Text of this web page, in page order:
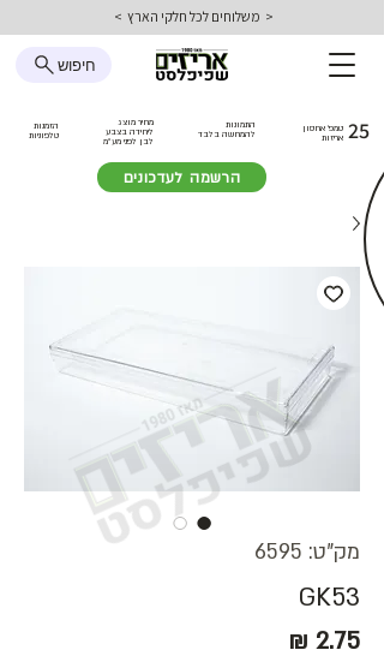
< משלוחים לכל חלקי הארץ >
חיפוש
הזמנות
טלפוניות
מחיר מוצג
ליחידה בצבע
לבן לפני מע״מ
התמונות
להמחשה בלבד
טמפ׳ אחסון
אריזות 25
הרשמה לעדכונים
מק"ט: 6595
GK53